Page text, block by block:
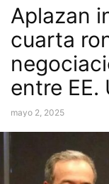
Aplazan
cuarta
entre EE.
mayo 2, 2025